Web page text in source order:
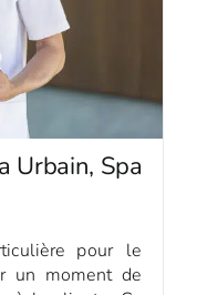
Urbain, Spa
pour le
un moment de